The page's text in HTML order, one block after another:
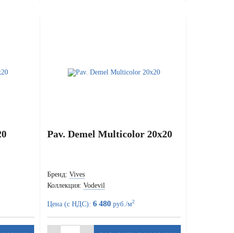
Pav. Demel Multicolor 20x20
Бренд: Vives
Коллекция: Vodevil
Цена (с НДС): 6 480руб./м2